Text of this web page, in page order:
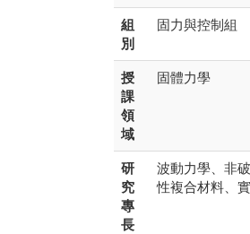
組
別
固力與控制組
授
課
領
域
固體力學
研
究
專
長
波動力學、非
性複合材料、